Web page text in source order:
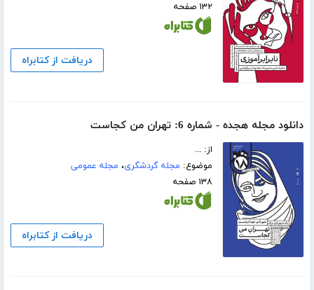
۱۳۲ صفحه
دریافت از کتابراه
دانلود مجله هجده - شماره 6: تهران من کجاست
از: ...
موضوع: مجله گردشگری، مجله عمومی
۱۳۸ صفحه
دریافت از کتابراه